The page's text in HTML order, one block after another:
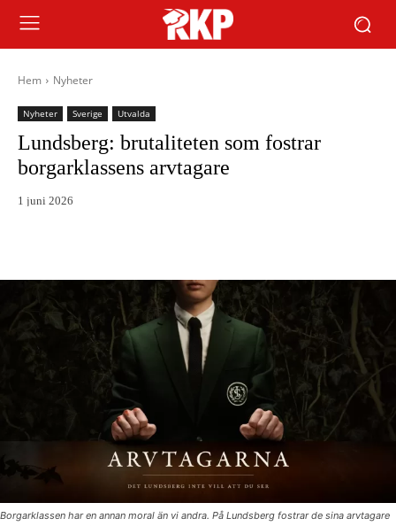
Hem Nyheter
Nyheter Sverige Utvalda
Lundsberg: brutaliteten som fostrar
borgarklassens arvtagare
1 juni 2026
Borgarklassen har en annan moral än vi andra. På Lundsberg fostrar de sina arvtagare